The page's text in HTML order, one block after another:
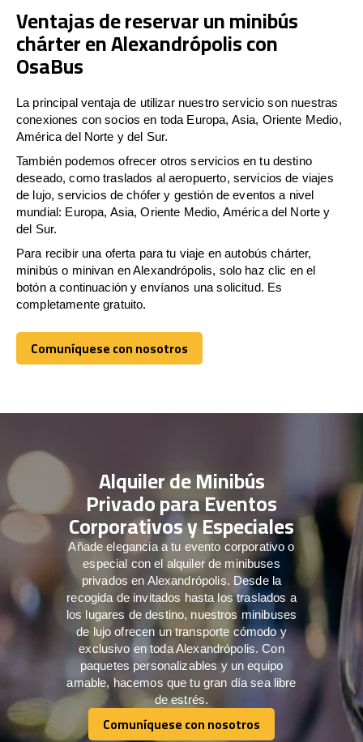
Ventajas de reservar un minibús
chárter en Alexandrópolis con
OsaBus
La principal ventaja de utilizar nuestro servicio son nuestras
conexiones con socios en toda Europa, Asia, Oriente Medio,
América del Norte y del Sur.
También podemos ofrecer otros servicios en tu destino
deseado, como traslados al aeropuerto, servicios de viajes
de lujo, servicios de chófer y gestión de eventos a nivel
mundial: Europa, Asia, Oriente Medio, América del Norte y
del Sur.
Para recibir una oferta para tu viaje en autobús chárter,
minibús o minivan en Alexandrópolis, solo haz clic en el
botón a continuación y envíanos una solicitud. Es
completamente gratuito.
Comuníquese con nosotros
Comuníquese con nosotros
Alquiler de Minibús
Privado para Eventos
Corporativos y Especiales
Añade elegancia a tu evento corporativo o
especial con el alquiler de minibuses
privados en Alexandrópolis. Desde la
recogida de invitados hasta los traslados a
los lugares de destino, nuestros minibuses
de lujo ofrecen un transporte cómodo y
exclusivo en toda Alexandrópolis. Con
paquetes personalizables y un equipo
amable, hacemos que tu gran día sea libre
de estrés.
Comuníquese con nosotros